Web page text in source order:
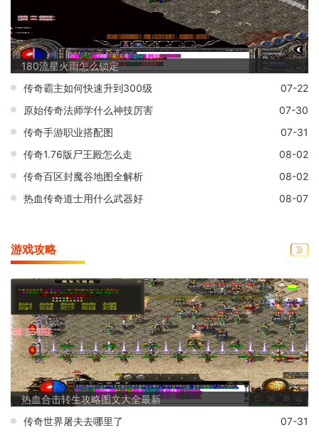
180流星火雨怎么锁定
传奇霸主如何快速升到300级
07-22
原始传奇法师学什么神技厉害
07-30
传奇手游职业搭配图
07-31
传奇1.76版尸王殿怎么走
08-02
传奇百区封魔谷地图全解析
08-02
热血传奇道士用什么武器好
08-07
游戏攻略
热血合击转生攻略图文大全最新
传奇世界屠夫去哪里了
07-31